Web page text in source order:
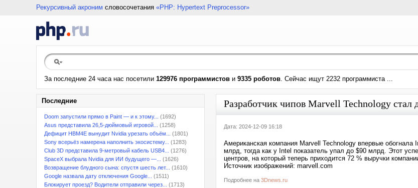
Рекурсивный акроним словосочетания «PHP: Hypertext Preprocessor»
За последние 24 часа нас посетили 129976 программистов и 9335 роботов. Сейчас ищут 2232 программиста ...
Последние
Doom запустили прямо в Paint — и к этому...
(1692)
Asus представила 26,5-дюймовый игровой...
(1258)
Дефицит HBM4E вынудит Nvidia урезать объём...
(1801)
Sony всерьёз намерена наполнить экосистему...
(1283)
Club 3D представила 9-метровый кабель USB4...
(1276)
SpaceX выбрала Nvidia для ИИ будущего —...
(1626)
Возвращение блудного сына: спустя шесть лет...
(1610)
Google назвала дату отключения Google...
(1511)
Блокирует проезд? Водители отправили через...
(1713)
Разработчик чипов Marvell Technology
Дата: 2024-12-09 16:18
Американская компания Marvell Technology впервые
млрд, тогда как у Intel показатель упал до $90 млрд. Этот
центров, на который теперь приходится 72 % выручки
Источник изображений: marvell.com
Подробнее на 3Dnews.ru